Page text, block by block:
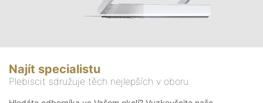
Najít specialistu
Plebiscit sdružuje těch nejlepších v oboru